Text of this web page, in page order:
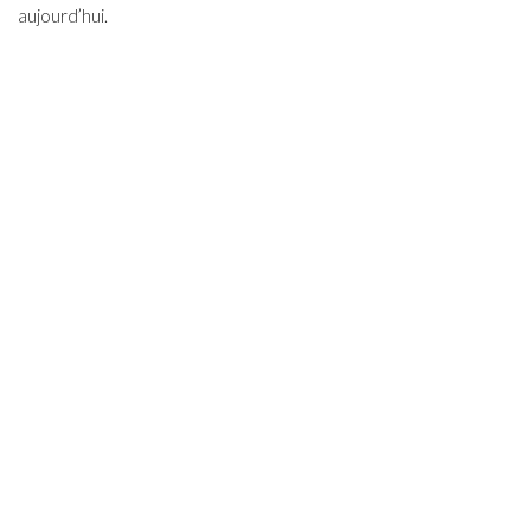
aujourd’hui.